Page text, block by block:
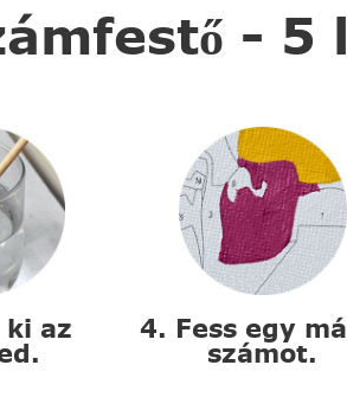
- 5
ki az 4. Fess egy
számot.